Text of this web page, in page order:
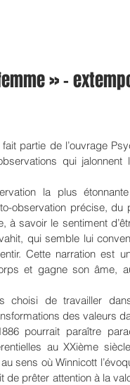
» -
fait partie de l’ouvrage
qui
la plus
observation précise, du
à savoir le sentiment
qui semble lui
Cette narration est
et gagne son âme,
choisi de travailler
des valeurs
pourrait paraître
au XXième
sens où Winnicott
de prêter attention à la